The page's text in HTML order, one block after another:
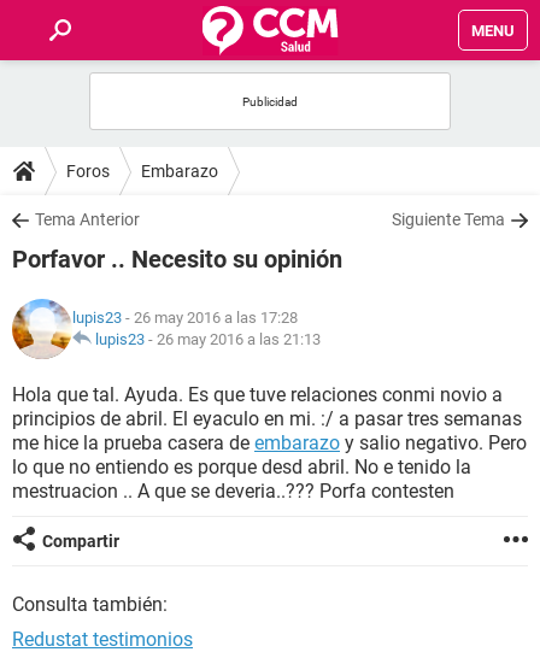
MENU
FOROS
SALUD
NUTRICIÓN
BIENESTAR
SEXUALIDAD
GLOSARIO
Foros Embarazo
Tema Anterior Siguiente Tema
Porfavor .. Necesito su opinión
lupis23 - 26 may 2016 a las 17:28
lupis23 - 26 may 2016 a las 21:13
Hola que tal. Ayuda. Es que tuve relaciones conmi novio a
principios de abril. El eyaculo en mi. :/ a pasar tres semanas
me hice la prueba casera de embarazo y salio negativo. Pero
lo que no entiendo es porque desd abril. No e tenido la
mestruacion .. A que se deveria..??? Porfa contesten
Compartir
Consulta también:
Redustat testimonios